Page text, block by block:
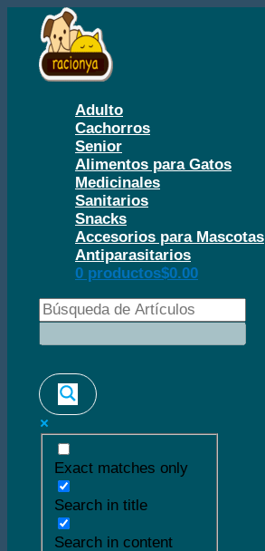
contenido
Adulto
Cachorros
Senior
Alimentos para Gatos
Medicinales
Sanitarios
Snacks
Accesorios para Mascotas
Antiparasitarios
0 productos$0.00
Exact matches only
Search in title
Search in content